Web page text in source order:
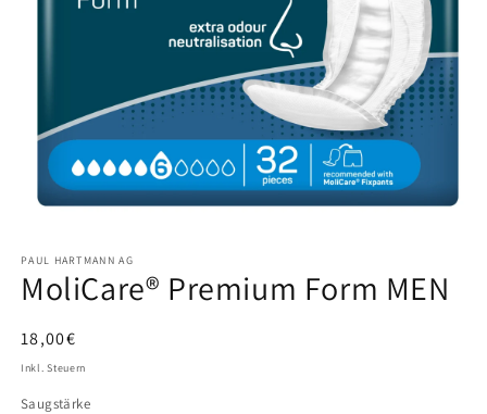
in
Modal
öffnen
PAUL HARTMANN AG
MoliCare® Premium Form MEN
Normaler
Preis
18,00€
Inkl. Steuern
Saugstärke